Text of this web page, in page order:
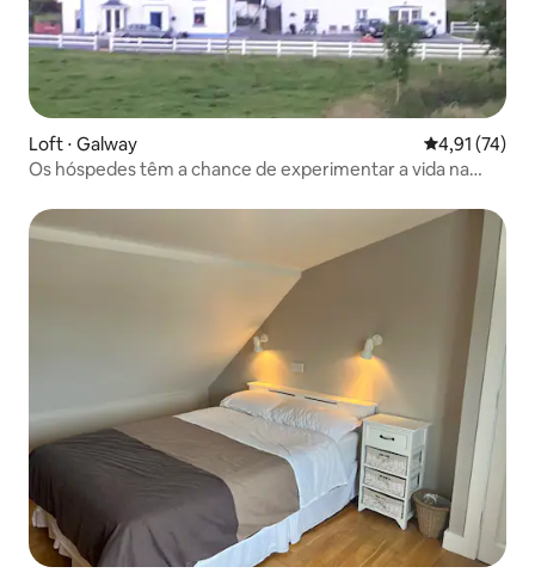
Loft ⋅ Galway 4,91 de uma
4,91 (74)
Os hóspedes têm a chance de experimentar a vida na